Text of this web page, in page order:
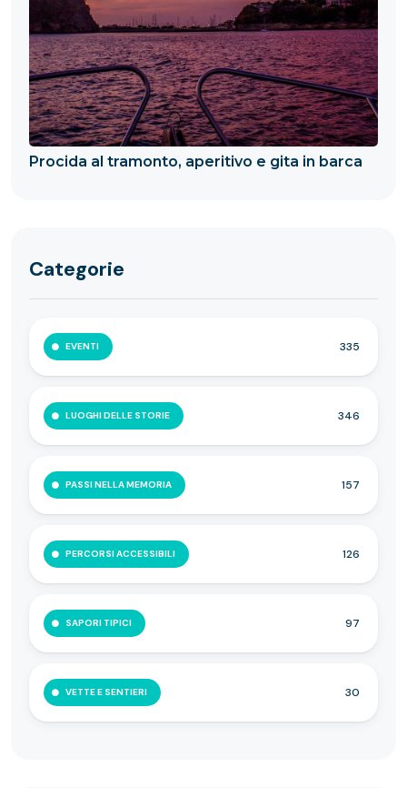
Procida al tramonto, aperitivo e gita in barca
Categorie
EVENTI 335
LUOGHI DELLE STORIE 346
PASSI NELLA MEMORIA 157
PERCORSI ACCESSIBILI 126
SAPORI TIPICI 97
VETTE E SENTIERI 30